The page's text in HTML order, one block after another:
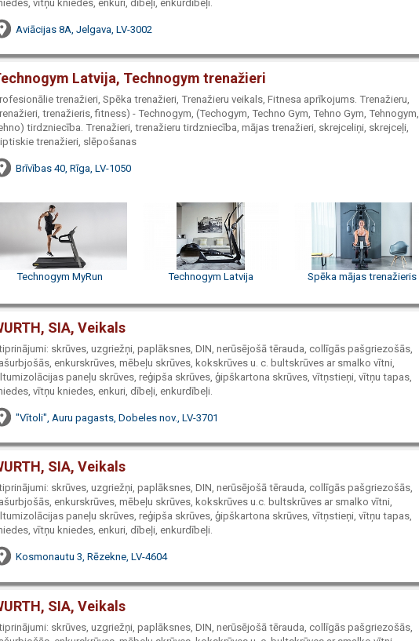
vītņu kniedes, enkuri, dībeļi, enkurdībeļi.
Aviācijas 8A, Jelgava, LV-3002
Latvija, Technogym trenažieri
trenažieri, Spēka trenažieri, Trenažieru veikals, Fitnesa aprīkojums. Trenažieru,
trenažieris, fitness) - Technogym, (Techogym, Techno Gym, Tehno Gym, Tehnogym,
tirdzniecība. Trenažieri, trenažieru tirdzniecība, mājas trenažieri, skrejceliņi, skrejceļi,
trenažieri, slēpošanas
Brīvības 40, Rīga, LV-1050
Technogym MyRun Technogym Latvija Spēka mājas trenažieris
SIA, Veikals
skrūves, uzgriežņi, paplāksnes, DIN, nerūsējošā tērauda, collīgās pašgriezošās,
enkurskrūves, mēbeļu skrūves, kokskrūves u. c. bultskrūves ar smalko vītni,
paneļu skrūves, reģipša skrūves, ģipškartona skrūves, vītņstieņi, vītņu tapas,
vītņu kniedes, enkuri, dībeļi, enkurdībeļi.
"Vītoli", Auru pagasts, Dobeles nov., LV-3701
SIA, Veikals
skrūves, uzgriežņi, paplāksnes, DIN, nerūsējošā tērauda, collīgās pašgriezošās,
enkurskrūves, mēbeļu skrūves, kokskrūves u.c. bultskrūves ar smalko vītni,
paneļu skrūves, reģipša skrūves, ģipškartona skrūves, vītņstieņi, vītņu tapas,
vītņu kniedes, enkuri, dībeļi, enkurdībeļi.
Kosmonautu 3, Rēzekne, LV-4604
SIA, Veikals
skrūves, uzgriežņi, paplāksnes, DIN, nerūsējošā tērauda, collīgās pašgriezošās,